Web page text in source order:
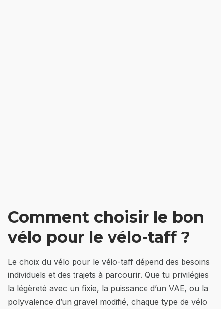
Comment choisir le bon
vélo pour le vélo-taff ?
Le choix du vélo pour le vélo-taff dépend des besoins
individuels et des trajets à parcourir. Que tu privilégies
la légèreté avec un fixie, la puissance d’un VAE, ou la
polyvalence d’un gravel modifié, chaque type de vélo